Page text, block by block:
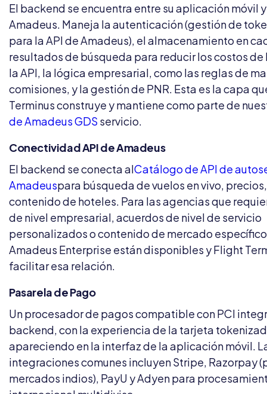
El backend se encuentra entre su aplicación móvil
Amadeus. Maneja la autenticación (gestión de
para la API de Amadeus), el almacenamiento en
resultados de búsqueda para reducir los costos de
la API, la lógica empresarial, como las reglas de
comisiones, y la gestión de PNR. Esta es la capa
Terminus construye y mantiene como parte de
de Amadeus GDS servicio.
Conectividad API de Amadeus
El backend se conecta alCatálogo de API de
Amadeuspara búsqueda de vuelos en vivo,
contenido de hoteles. Para las agencias que
de nivel empresarial, acuerdos de nivel de servicio
personalizados o contenido de mercado
Amadeus Enterprise están disponibles y Flight
facilitar esa relación.
Pasarela de Pago
Un procesador de pagos compatible con PCI
backend, con la experiencia de la tarjeta
apareciendo en la interfaz de la aplicación móvil.
integraciones comunes incluyen Stripe, Razorpay
mercados indios), PayU y Adyen para